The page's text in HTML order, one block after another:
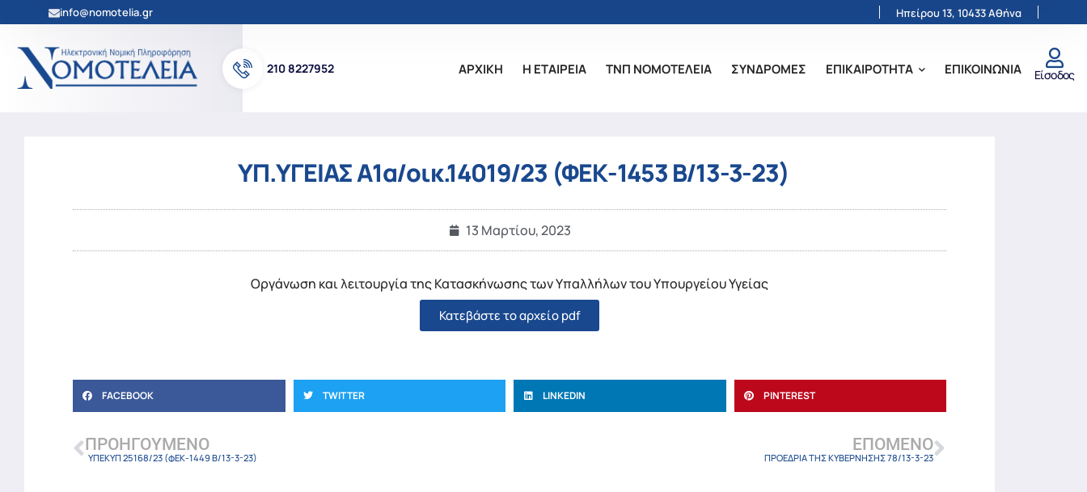
info@nomotelia.gr Ηπείρου 13, 10433 Αθήνα
210 8227952 ΑΡΧΙΚΗ Η ΕΤΑΙΡΕΙΑ ΤΝΠ ΝΟΜΟΤΕΛΕΙΑ ΣΥΝΔΡΟΜΕΣ ΕΠΙΚΑΙΡΟΤΗΤΑ ΕΠΙΚΟΙΝΩΝΙΑ Είσοδος
ΥΠ.ΥΓΕΙΑΣ A1α/οικ.14019/23 (ΦΕΚ-1453 Β/13-3-23)
13 Μαρτίου, 2023
Οργάνωση και λειτουργία της Κατασκήνωσης των Υπαλλήλων του Υπουργείου Υγείας
Κατεβάστε το αρχείο pdf
FACEBOOK TWITTER LINKEDIN PINTEREST
ΠΡΟΗΓΟΎΜΕΝΟ
ΥΠΕΚΥΠ 25168/23 (φΕΚ-1449 Β/13-3-23)
ΕΠΌΜΕΝΟ
ΠΡΟΕΔΡΙΑ ΤΗΣ ΚΥΒΕΡΝΗΣΗΣ 78/13-3-23